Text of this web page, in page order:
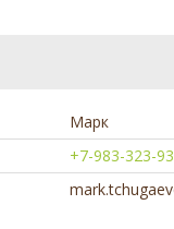
Марк
+7-983-323-